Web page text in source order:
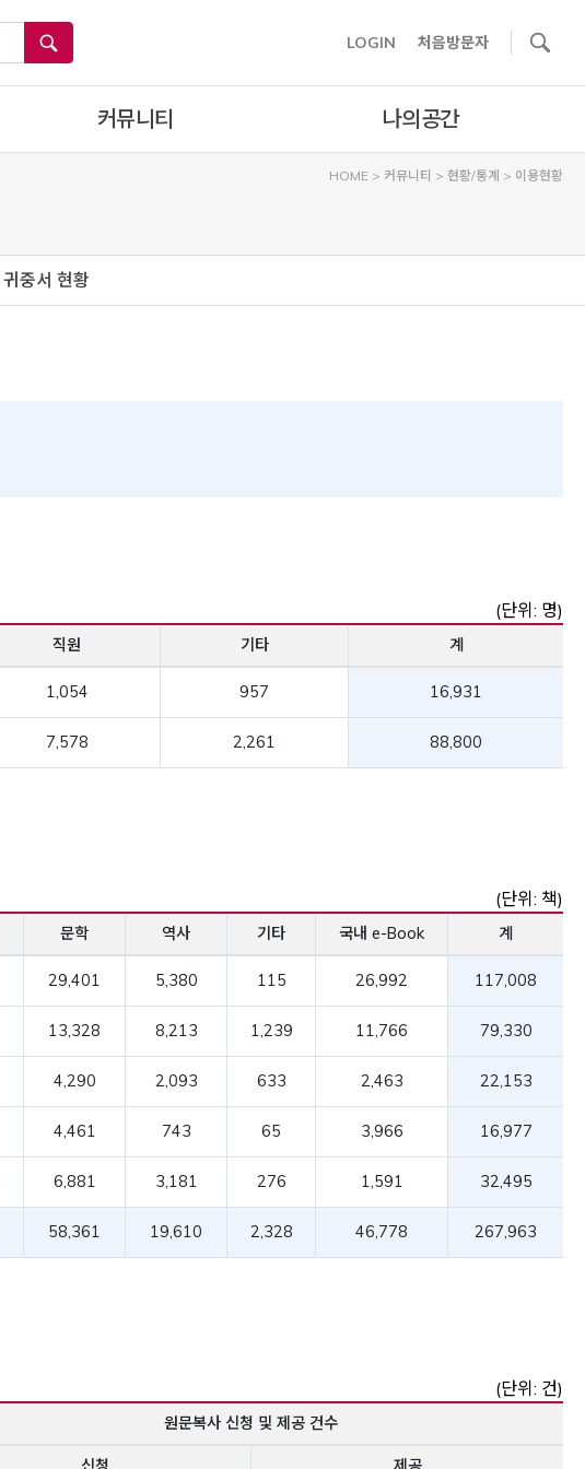
LOGIN 처음방문자
커뮤니티 나의공간
HOME > 커뮤니티 > 현황/통계 > 이용현황
귀중서 현황
(단위: 명)
직원 기타 계
1,054 957 16,931
7,578 2,261 88,800
(단위: 책)
문학 역사 기타 국내 e-Book 계
58,361 19,610 2,328 46,778 267,963
29,401 5,380 115 26,992 117,008
13,328 8,213 1,239 11,766 79,330
4,290 2,093 633 2,463 22,153
4,461 743 65 3,966 16,977
6,881 3,181 276 1,591 32,495
(단위: 건)
원문복사 신청 및 제공 건수